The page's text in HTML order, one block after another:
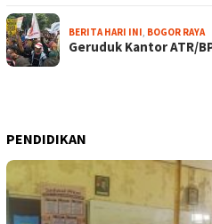
BERITA HARI INI, BOGOR RAYA
Geruduk Kantor ATR/
PENDIDIKAN